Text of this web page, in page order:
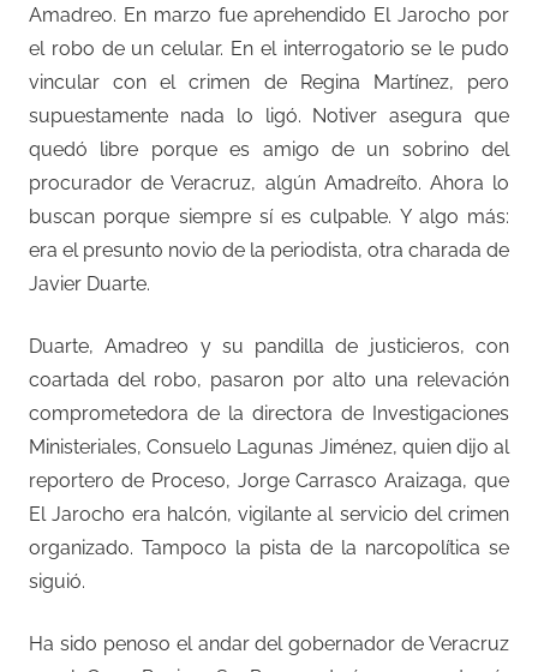
Amadreo. En marzo fue aprehendido El Jarocho por
el robo de un celular. En el interrogatorio se le pudo
vincular con el crimen de Regina Martínez, pero
supuestamente nada lo ligó. Notiver asegura que
quedó libre porque es amigo de un sobrino del
procurador de Veracruz, algún Amadreíto. Ahora lo
buscan porque siempre sí es culpable. Y algo más:
era el presunto novio de la periodista, otra charada de
Javier Duarte.
Duarte, Amadreo y su pandilla de justicieros, con
coartada del robo, pasaron por alto una relevación
comprometedora de la directora de Investigaciones
Ministeriales, Consuelo Lagunas Jiménez, quien dijo al
reportero de Proceso, Jorge Carrasco Araizaga, que
El Jarocho era halcón, vigilante al servicio del crimen
organizado. Tampoco la pista de la narcopolítica se
siguió.
Ha sido penoso el andar del gobernador de Veracruz